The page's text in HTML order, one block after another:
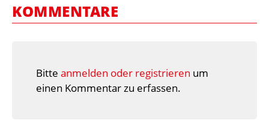
KOMMENTARE
Bitte anmelden oder registrieren um
einen Kommentar zu erfassen.